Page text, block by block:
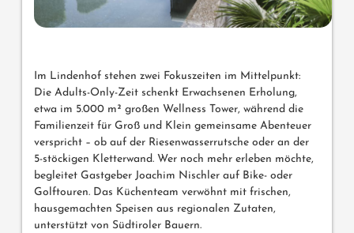
Im Lindenhof stehen zwei Fokuszeiten im Mittelpunkt:
Die Adults-Only-Zeit schenkt Erwachsenen Erholung,
etwa im 5.000 m² großen Wellness Tower, während die
Familienzeit für Groß und Klein gemeinsame Abenteuer
verspricht – ob auf der Riesenwasserrutsche oder an der
5-stöckigen Kletterwand. Wer noch mehr erleben möchte,
begleitet Gastgeber Joachim Nischler auf Bike- oder
Golftouren. Das Küchenteam verwöhnt mit frischen,
hausgemachten Speisen aus regionalen Zutaten,
unterstützt von Südtiroler Bauern.